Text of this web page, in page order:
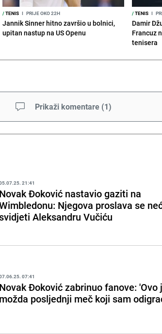
/TENIS I PRIJE OKO 22H
Jannik Sinner hitno završio u bolnici,
upitan nastup na US Openu
/TENIS I
Damir
Francuz
tenisera
Prikaži komentare (1)
21:41
Novak Đoković nastavio gaziti na
Njegova proslava se
Aleksandru Vučiću
07:41
Novak Đoković zabrinuo fanove: 'Ovo
možda posljednji meč koji sam